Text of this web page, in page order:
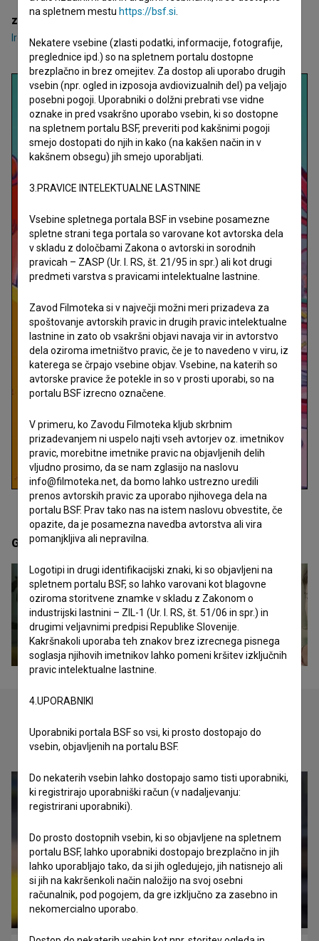
zasedba
Irena Kovačević Romeo Grebenšek , Rok Kravanja
Galerija(10)
Oglejte si
na spletnem mestu https://bsf.si
Nekatere vsebine (zlasti podatki, informacije, fotografije,
preglednice ipd.) so na spletnem portalu dostopne
brezplačno in brez omejitev. Za dostop ali uporabo drugih
vsebin (npr. ogled in izposoja avdiovizualnih del) pa veljajo
posebni pogoji. Uporabniki o dolžni prebrati vse vidne
oznake in pred vsakršno uporabo vsebin, ki so dostopne
na spletnem portalu BSF, preveriti pod kakšnimi pogoji
smejo dostopati do njih in kako (na kakšen način in v
kakšnem obsegu) jih smejo uporabljati.
3.PRAVICE INTELEKTUALNE LASTNINE
Vsebine spletnega portala BSF in vsebine posamezne
spletne strani tega portala so varovane kot avtorska dela
v skladu z določbami Zakona o avtorski in sorodnih
pravicah – ZASP (Ur. l. RS, št. 21/95 in spr.) ali kot drugi
predmeti varstva s pravicami intelektualne lastnine.
Zavod Filmoteka si v največji možni meri prizadeva za
spoštovanje avtorskih pravic in drugih pravic intelektualne
lastnine in zato ob vsakršni objavi navaja vir in avtorstvo
dela oziroma imetništvo pravic, če je to navedeno v viru, iz
katerega se črpajo vsebine objav. Vsebine, na katerih so
avtorske pravice že potekle in so v prosti uporabi, so na
portalu BSF izrecno označene.
V primeru, ko Zavodu Filmoteka kljub skrbnim
prizadevanjem ni uspelo najti vseh avtorjev oz. imetnikov
pravic, morebitne imetnike pravic na objavljenih delih
vljudno prosimo, da se nam zglasijo na naslovu
info@filmoteka.net, da bomo lahko ustrezno uredili
prenos avtorskih pravic za uporabo njihovega dela na
portalu BSF. Prav tako nas na istem naslovu obvestite, če
opazite, da je posamezna navedba avtorstva ali vira
pomanjkljiva ali nepravilna.
Logotipi in drugi identifikacijski znaki, ki so objavljeni na
spletnem portalu BSF, so lahko varovani kot blagovne
oziroma storitvene znamke v skladu z Zakonom o
industrijski lastnini – ZIL-1 (Ur. l. RS, št. 51/06 in spr.) in
drugimi veljavnimi predpisi Republike Slovenije.
Kakršnakoli uporaba teh znakov brez izrecnega pisnega
soglasja njihovih imetnikov lahko pomeni kršitev izključnih
pravic intelektualne lastnine.
4.UPORABNIKI
Uporabniki portala BSF so vsi, ki prosto dostopajo do
vsebin, objavljenih na portalu BSF.
Do nekaterih vsebin lahko dostopajo samo tisti uporabniki,
ki registrirajo uporabniški račun (v nadaljevanju:
registrirani uporabniki).
Do prosto dostopnih vsebin, ki so objavljene na spletnem
portalu BSF, lahko uporabniki dostopajo brezplačno in jih
lahko uporabljajo tako, da si jih ogledujejo, jih natisnejo ali
si jih na kakršenkoli način naložijo na svoj osebni
računalnik, pod pogojem, da gre izključno za zasebno in
nekomercialno uporabo.